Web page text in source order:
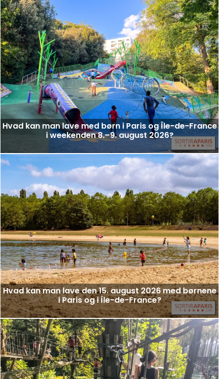
Hvad kan man lave med børn i Paris og Île-de-France
i weekenden 8.–9. august 2026?
Hvad kan man lave den 15. august 2026 med børnene
i Paris og i Île-de-France?